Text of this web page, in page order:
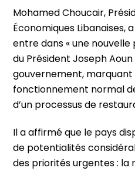
Mohamed Choucair,
Économiques Libanaises,
entre dans « une nouvelle
du Président Joseph
gouvernement,
fonctionnement normal
d’un processus de
Il a affirmé que le pays
de potentialités
des priorités urgentes :